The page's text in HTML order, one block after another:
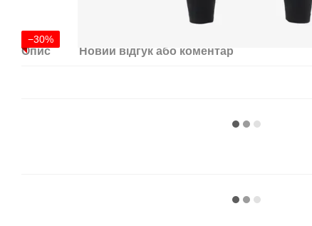
−30%
Опис Новий відгук або коментар